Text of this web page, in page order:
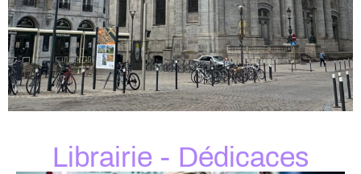
Librairie - Dédicaces